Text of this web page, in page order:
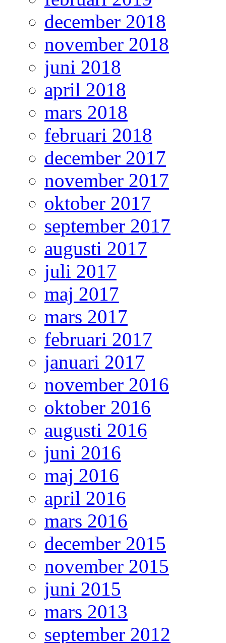
december 2018
november 2018
juni 2018
april 2018
mars 2018
februari 2018
december 2017
november 2017
oktober 2017
september 2017
augusti 2017
juli 2017
maj 2017
mars 2017
februari 2017
januari 2017
november 2016
oktober 2016
augusti 2016
juni 2016
maj 2016
april 2016
mars 2016
december 2015
november 2015
juni 2015
mars 2013
september 2012